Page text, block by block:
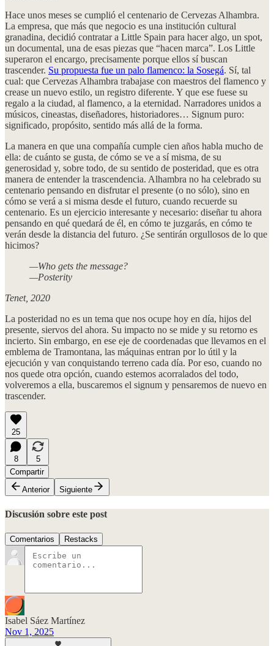
Hace unos meses se cumplió el centenario de Cervezas Alhambra.
La empresa, que más que negocio es una institución cultural
granadina, decidió contratar a Little Spain para hacer algo, un spot,
un documental, una de esas piezas que “hacen marca”. Los Little
superaron el encargo, precisamente porque ellos sí buscan
trascender. Su propuesta fue un palo flamenco: la Sosegá. Sí, tal
cual: que Cervezas Alhambra trabajase con maestros del flamenco y
crease un nuevo estilo, un registro diferente. Y que ese fuese su
regalo a la ciudad, al flamenco, a la eternidad. Narradores unidos a
músicos, cineastas, diseñadores, historiadores… Signum puro:
significado, propósito, sentido más allá de la forma.
La manera en que una compañía cumple cien años habla mucho de
ella: de cuánto se gusta, de cómo se ve a sí misma, de su
generosidad y, sobre todo, de su sentido de posteridad, que es otra
manera de entender la trascendencia. Alhambra no ha celebrado su
centenario pensando en disfrutar el presente (o no sólo), sino en
cómo se verá a si misma desde el futuro, cuando recuerde su
centenario. Es un ejercicio interesante y necesario: diseñar tu ahora
pensando en qué quedará de él, en cómo te juzgarás, en cómo te
verán desde la distancia del futuro. ¿Se sentirán orgullosos de lo que
hicimos?
—Who gets the message?
—Posterity
Tenet, 2020
La posteridad no es un tema que nos ocupe hoy en día, hijos del
presente, siervos del ahora. Su impacto no se mide y su retorno es
incierto. Sin embargo, en ese eje de coordenadas que llevamos en el
emblema de Tramontana, las máquinas entran por lo útil y la
ejecución y van conquistando terreno cada día. Por eso, cuando no
nos quede otra opción, cuando estemos acorralados del todo,
volveremos a ella, buscaremos el signum y pensaremos de nuevo en
trascender.
25
8
5
Compartir
Anterior
Siguiente
Discusión sobre este post
Comentarios Restacks
Isabel Sáez Martínez
Nov 1, 2025